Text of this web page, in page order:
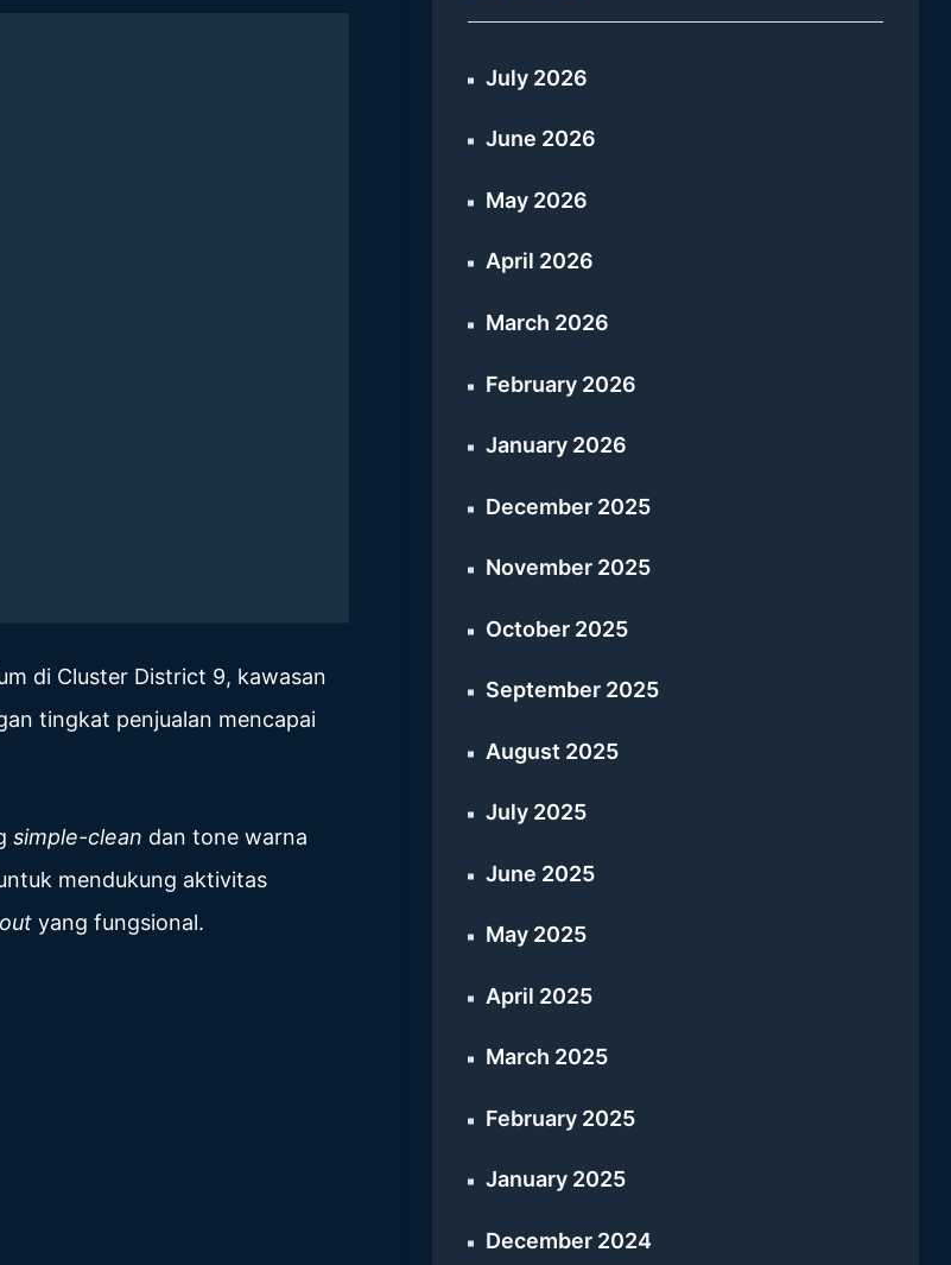
di Cluster District 9, kawasan
tingkat penjualan mencapai
simple-clean dan tone warna
mendukung aktivitas
yang fungsional.
July 2026
June 2026
May 2026
April 2026
March 2026
February 2026
January 2026
December 2025
November 2025
October 2025
September 2025
August 2025
July 2025
June 2025
May 2025
April 2025
March 2025
February 2025
January 2025
December 2024